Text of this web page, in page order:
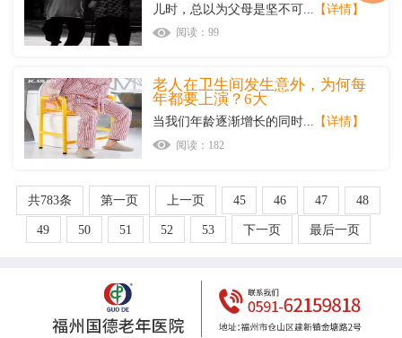
儿时，总以为父母是坚不可... 【详情】
阅读：99
老人在卫生间发生意外，为何每
年都要上演？6大
当我们年龄逐渐增长的同时... 【详情】
阅读：182
共783条 第一页 上一页 45 46 47 48
49 50 51 52 53 下一页 最后一页